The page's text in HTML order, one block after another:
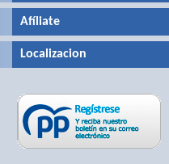
Afíliate
Localizacion